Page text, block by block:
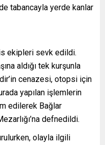
tabancayla yerde kanlar
ekipleri sevk edildi.
aldığı tek kurşunla
cenazesi, otopsi için
yapılan işlemlerin
edilerek Bağlar
defnedildi.
olayla ilgili